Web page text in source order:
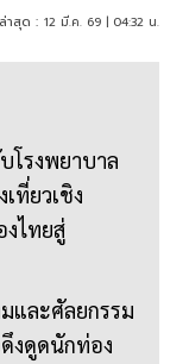
าสุด : 12 มี.ค. 69 | 04:32 น.
โรงพยาบาล
ที่ยวเชิง
งไทยสู่
และศัลยกรรม
งดูดนักท่อง